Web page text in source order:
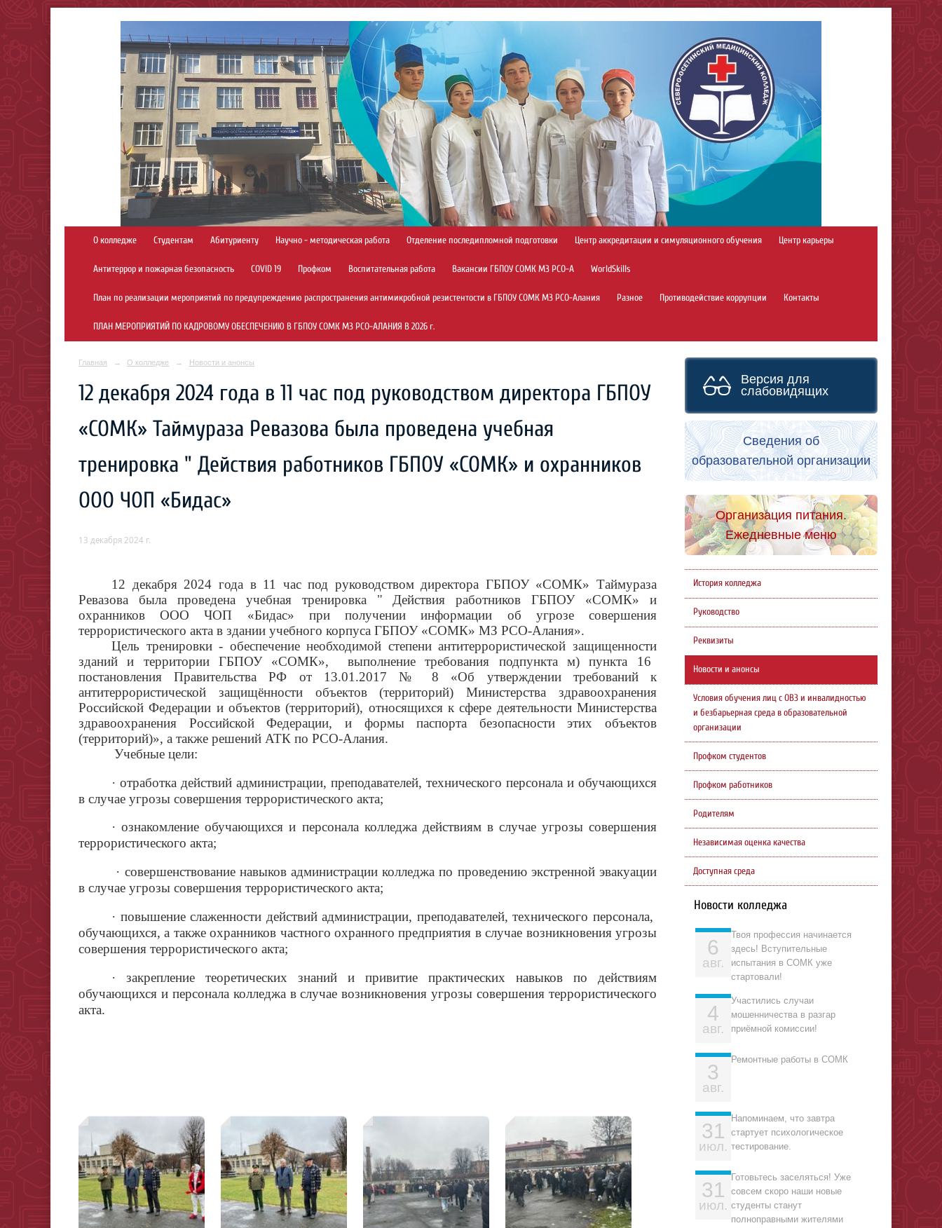
О колледже Студентам Абитуриенту Научно - методическая работа Отделение последипломной подготовки Центр аккредитации и симуляционного обучения Центр карьеры
Антитеррор и пожарная безопасность COVID 19 Профком Воспитательная работа Вакансии ГБПОУ СОМК МЗ РСО-А WorldSkills
План по реализации мероприятий по предупреждению распространения антимикробной резистентости в ГБПОУ СОМК МЗ РСО-Алания Разное Противодействие коррупции Контакты
ПЛАН МЕРОПРИЯТИЙ ПО КАДРОВОМУ ОБЕСПЕЧЕНИЮ В ГБПОУ СОМК МЗ РСО-АЛАНИЯ В 2026 г.
Главная → О колледже → Новости и анонсы
12 декабря 2024 года в 11 час под руководством директора ГБПОУ
«СОМК» Таймураза Ревазова была проведена учебная
тренировка " Действия работников ГБПОУ «СОМК» и охранников
ООО ЧОП «Бидас»
13 декабря 2024 г.
12 декабря 2024 года в 11 час под руководством директора ГБПОУ «СОМК» Таймураза
Ревазова была проведена учебная тренировка " Действия работников ГБПОУ «СОМК» и
охранников ООО ЧОП «Бидас» при получении информации об угрозе совершения
террористического акта в здании учебного корпуса ГБПОУ «СОМК» МЗ РСО-Алания».
Цель тренировки - обеспечение необходимой степени антитеррористической защищенности
зданий и территории ГБПОУ «СОМК»,
выполнение требования подпункта м) пункта 16
постановления Правительства РФ от 13.01.2017 № 8 «Об утверждении требований к
антитеррористической защищённости объектов (территорий) Министерства здравоохранения
Российской Федерации и объектов (территорий), относящихся к сфере деятельности Министерства
здравоохранения Российской Федерации, и формы паспорта безопасности этих объектов
(территорий)», а также решений АТК по РСО-Алания.
Учебные цели:
· отработка действий администрации, преподавателей, технического персонала и обучающихся
в случае угрозы совершения террористического акта;
· ознакомление обучающихся и персонала колледжа действиям в случае угрозы совершения
террористического акта;
· совершенствование навыков администрации колледжа по проведению экстренной эвакуации
в случае угрозы совершения террористического акта;
· повышение слаженности действий администрации, преподавателей, технического персонала,
обучающихся, а также охранников частного охранного предприятия в случае возникновения угрозы
совершения террористического акта;
· закрепление теоретических знаний и привитие практических навыков по действиям
обучающихся и персонала колледжа в случае возникновения угрозы совершения террористического
акта.
Версия для
слабовидящих
Сведения об
образовательной организации
Организация питания.
Ежедневные меню
История колледжа
Руководство
Реквизиты
Новости и анонсы
Условия обучения лиц с ОВЗ и инвалидностью
и безбарьерная среда в образовательной
организации
Профком студентов
Профком работников
Родителям
Независимая оценка качества
Доступная среда
Новости колледжа
6
авг.
Твоя профессия начинается
здесь! Вступительные
испытания в СОМК уже
стартовали!
4
авг.
Участились случаи
мошенничества в разгар
приёмной комиссии!
3
авг.
Ремонтные работы в СОМК
31
июл.
Напоминаем, что завтра
стартует психологическое
тестирование.
31
июл.
Готовьтесь заселяться! Уже
совсем скоро наши новые
студенты станут
полноправными жителями